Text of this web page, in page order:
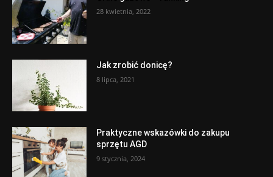
28 kwietnia, 2022
Jak zrobić donicę?
8 lipca, 2021
Praktyczne wskazówki do zakupu
sprzętu AGD
9 stycznia, 2024